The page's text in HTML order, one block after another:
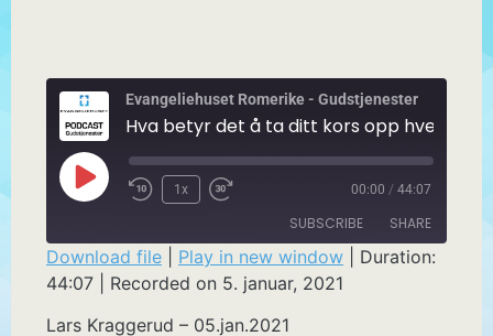
Evangeliehuset Romerike - Gudstjenester
Hva betyr det å ta ditt kors opp hver dag
1x 00:00 / 44:07
SUBSCRIBE SHARE
SHARE
Download file Play in new window
Duration:
44:07
Recorded on 5. januar, 2021
Lars Kraggerud – 05.jan.2021